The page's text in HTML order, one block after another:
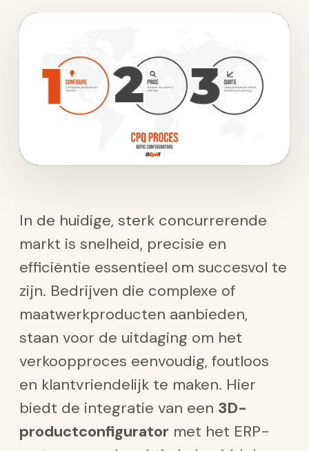
In de huidige, sterk concurrerende
markt is snelheid, precisie en
efficiëntie essentieel om succesvol te
zijn. Bedrijven die complexe of
maatwerkproducten aanbieden,
staan voor de uitdaging om het
verkoopproces eenvoudig, foutloos
en klantvriendelijk te maken. Hier
biedt de integratie van een 3D-
productconfigurator met het ERP-